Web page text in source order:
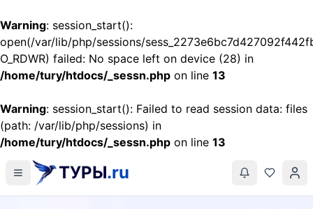
Warning: session_start():
open(/var/lib/php/sessions/
O_RDWR) failed: No space left on device (28) in
/home/tury/htdocs/_sessn.php on line 13
Warning: session_start(): Failed to read session data: files
(path: /var/lib/php/sessions) in
/home/tury/htdocs/_sessn.php on line 13
ТУРЫ.ru